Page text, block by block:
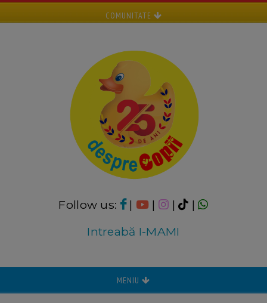
COMUNITATE
Follow us: | | |
|
Intreabă I-MAMI
MENIU